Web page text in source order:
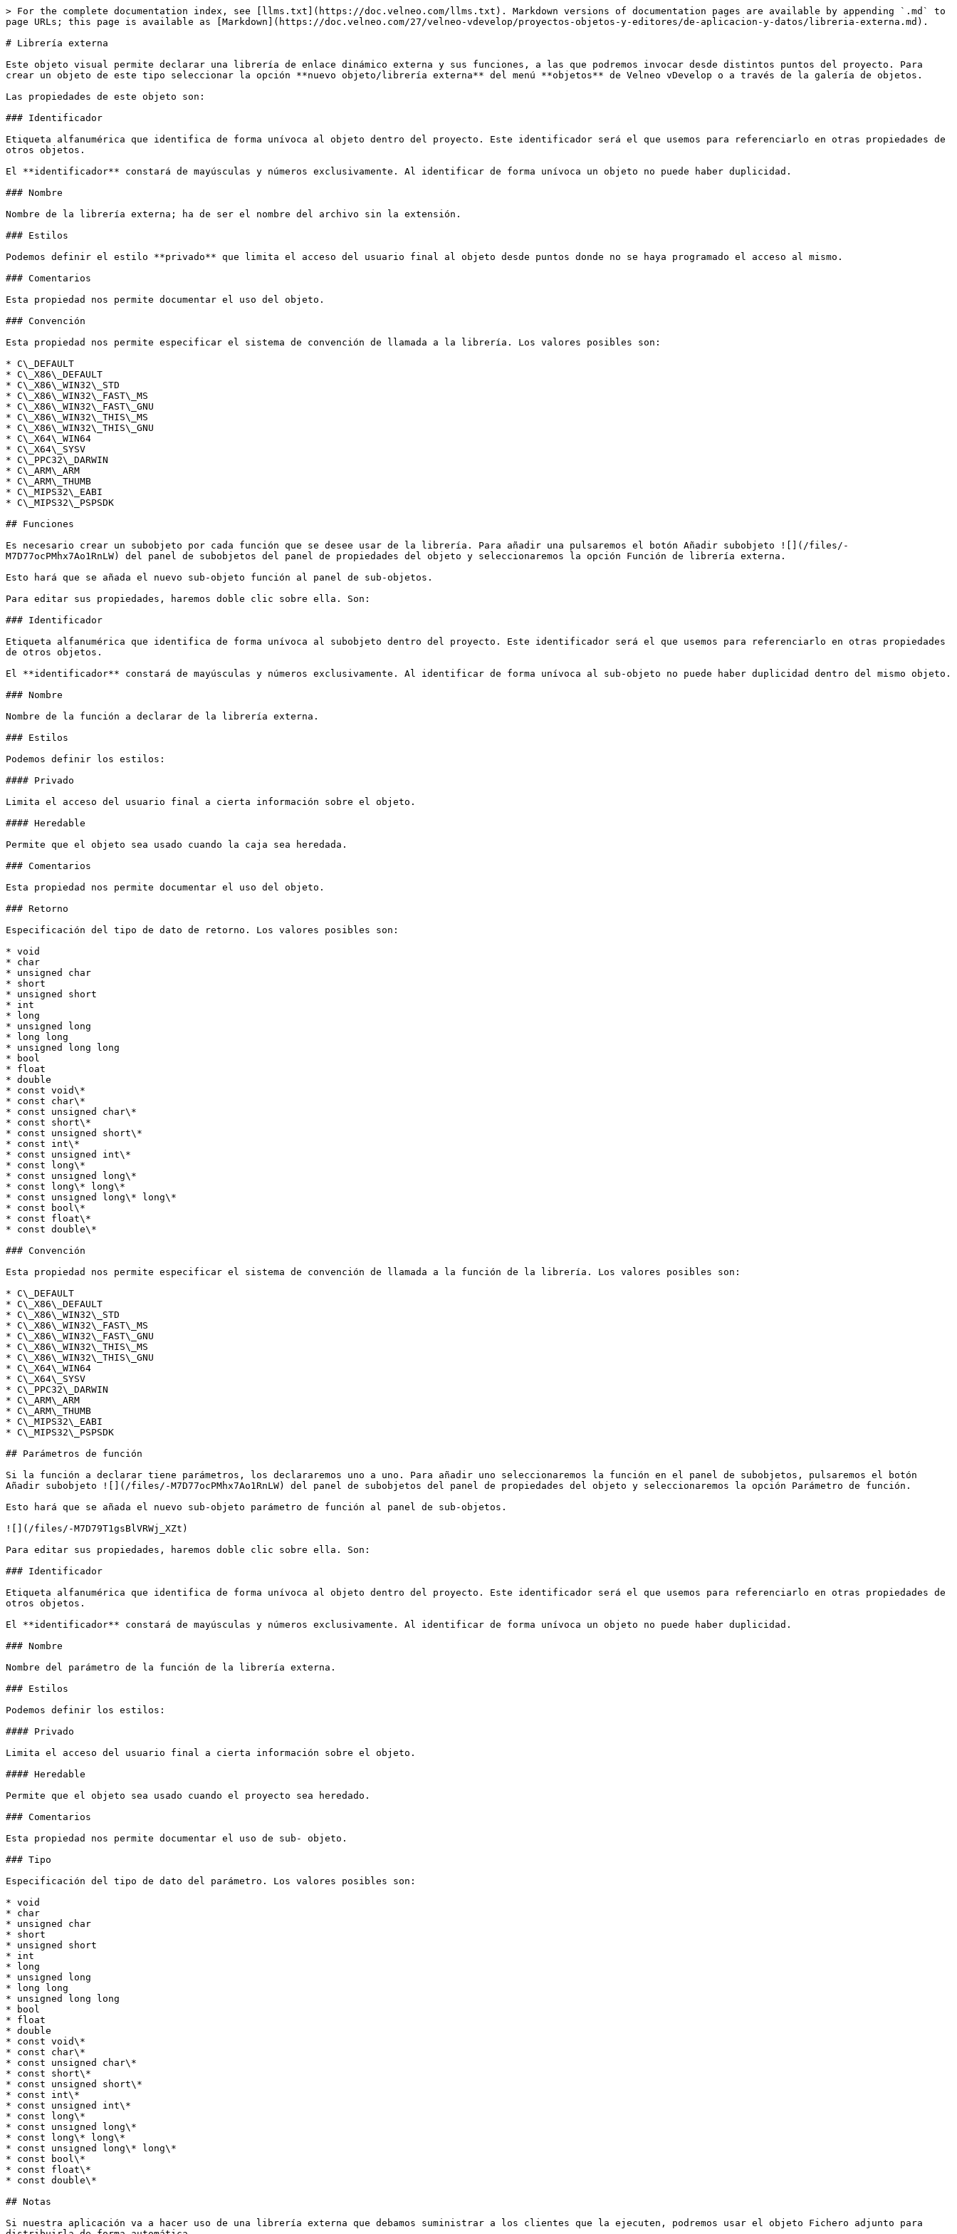
> For the complete documentation index, see [llms.txt](https://doc.velneo.com/llms.txt). Markdown versions of documentation pages are available by appending `.md` to
page URLs; this page is available as [Markdown](https://doc.velneo.com/27/velneo-vdevelop/proyectos-objetos-y-editores/de-aplicacion-y-datos/libreria-externa.md).
# Librería externa
Este objeto visual permite declarar una librería de enlace dinámico externa y sus funciones, a las que podremos invocar desde distintos puntos del proyecto. Para
crear un objeto de este tipo seleccionar la opción **nuevo objeto/librería externa** del menú **objetos** de Velneo vDevelop o a través de la galería de objetos.
Las propiedades de este objeto son:
### Identificador
Etiqueta alfanumérica que identifica de forma unívoca al objeto dentro del proyecto. Este identificador será el que usemos para referenciarlo en otras propiedades de
otros objetos.
El **identificador** constará de mayúsculas y números exclusivamente. Al identificar de forma unívoca un objeto no puede haber duplicidad.
### Nombre
Nombre de la librería externa; ha de ser el nombre del archivo sin la extensión.
### Estilos
Podemos definir el estilo **privado** que limita el acceso del usuario final al objeto desde puntos donde no se haya programado el acceso al mismo.
### Comentarios
Esta propiedad nos permite documentar el uso del objeto.
### Convención
Esta propiedad nos permite especificar el sistema de convención de llamada a la librería. Los valores posibles son:
* C\_DEFAULT
* C\_X86\_DEFAULT
* C\_X86\_WIN32\_STD
* C\_X86\_WIN32\_FAST\_MS
* C\_X86\_WIN32\_FAST\_GNU
* C\_X86\_WIN32\_THIS\_MS
* C\_X86\_WIN32\_THIS\_GNU
* C\_X64\_WIN64
* C\_X64\_SYSV
* C\_PPC32\_DARWIN
* C\_ARM\_ARM
* C\_ARM\_THUMB
* C\_MIPS32\_EABI
* C\_MIPS32\_PSPSDK
## Funciones
Es necesario crear un subobjeto por cada función que se desee usar de la librería. Para añadir una pulsaremos el botón Añadir subobjeto ![](/files/-
M7D77ocPMhx7Ao1RnLW) del panel de subobjetos del panel de propiedades del objeto y seleccionaremos la opción Función de librería externa.
Esto hará que se añada el nuevo sub-objeto función al panel de sub-objetos.
Para editar sus propiedades, haremos doble clic sobre ella. Son:
### Identificador
Etiqueta alfanumérica que identifica de forma unívoca al subobjeto dentro del proyecto. Este identificador será el que usemos para referenciarlo en otras propiedades
de otros objetos.
El **identificador** constará de mayúsculas y números exclusivamente. Al identificar de forma unívoca al sub-objeto no puede haber duplicidad dentro del mismo objeto.
### Nombre
Nombre de la función a declarar de la librería externa.
### Estilos
Podemos definir los estilos:
#### Privado
Limita el acceso del usuario final a cierta información sobre el objeto.
#### Heredable
Permite que el objeto sea usado cuando la caja sea heredada.
### Comentarios
Esta propiedad nos permite documentar el uso del objeto.
### Retorno
Especificación del tipo de dato de retorno. Los valores posibles son:
* void
* char
* unsigned char
* short
* unsigned short
* int
* long
* unsigned long
* long long
* unsigned long long
* bool
* float
* double
* const void\*
* const char\*
* const unsigned char\*
* const short\*
* const unsigned short\*
* const int\*
* const unsigned int\*
* const long\*
* const unsigned long\*
* const long\* long\*
* const unsigned long\* long\*
* const bool\*
* const float\*
* const double\*
### Convención
Esta propiedad nos permite especificar el sistema de convención de llamada a la función de la librería. Los valores posibles son:
* C\_DEFAULT
* C\_X86\_DEFAULT
* C\_X86\_WIN32\_STD
* C\_X86\_WIN32\_FAST\_MS
* C\_X86\_WIN32\_FAST\_GNU
* C\_X86\_WIN32\_THIS\_MS
* C\_X86\_WIN32\_THIS\_GNU
* C\_X64\_WIN64
* C\_X64\_SYSV
* C\_PPC32\_DARWIN
* C\_ARM\_ARM
* C\_ARM\_THUMB
* C\_MIPS32\_EABI
* C\_MIPS32\_PSPSDK
## Parámetros de función
Si la función a declarar tiene parámetros, los declararemos uno a uno. Para añadir uno seleccionaremos la función en el panel de subobjetos, pulsaremos el botón
Añadir subobjeto ![](/files/-M7D77ocPMhx7Ao1RnLW) del panel de subobjetos del panel de propiedades del objeto y seleccionaremos la opción Parámetro de función.
Esto hará que se añada el nuevo sub-objeto parámetro de función al panel de sub-objetos.
![](/files/-M7D79T1gsBlVRWj_XZt)
Para editar sus propiedades, haremos doble clic sobre ella. Son:
### Identificador
Etiqueta alfanumérica que identifica de forma unívoca al objeto dentro del proyecto. Este identificador será el que usemos para referenciarlo en otras propiedades de
otros objetos.
El **identificador** constará de mayúsculas y números exclusivamente. Al identificar de forma unívoca un objeto no puede haber duplicidad.
### Nombre
Nombre del parámetro de la función de la librería externa.
### Estilos
Podemos definir los estilos:
#### Privado
Limita el acceso del usuario final a cierta información sobre el objeto.
#### Heredable
Permite que el objeto sea usado cuando el proyecto sea heredado.
### Comentarios
Esta propiedad nos permite documentar el uso de sub- objeto.
### Tipo
Especificación del tipo de dato del parámetro. Los valores posibles son:
* void
* char
* unsigned char
* short
* unsigned short
* int
* long
* unsigned long
* long long
* unsigned long long
* bool
* float
* double
* const void\*
* const char\*
* const unsigned char\*
* const short\*
* const unsigned short\*
* const int\*
* const unsigned int\*
* const long\*
* const unsigned long\*
* const long\* long\*
* const unsigned long\* long\*
* const bool\*
* const float\*
* const double\*
## Notas
Si nuestra aplicación va a hacer uso de una librería externa que debamos suministrar a los clientes que la ejecuten, podremos usar el objeto Fichero adjunto para